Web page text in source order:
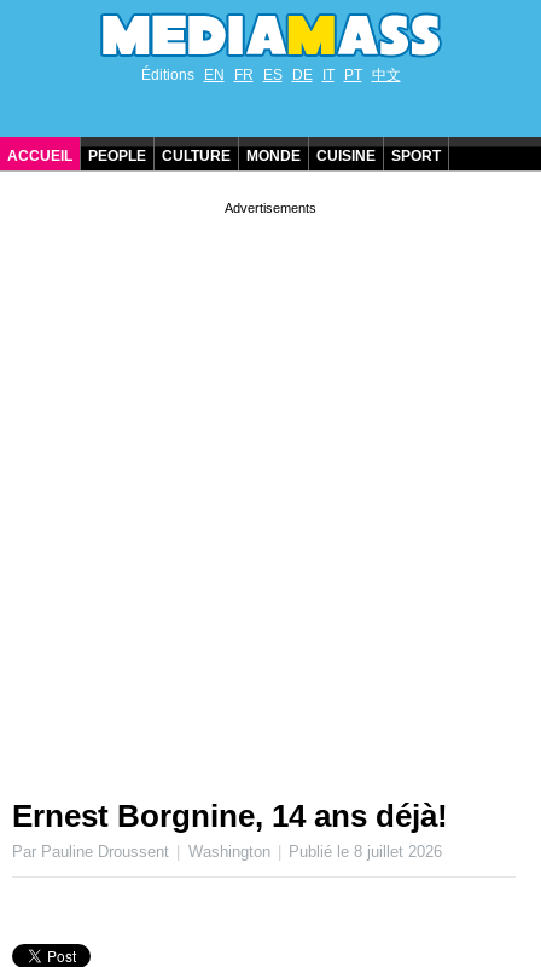
Éditions EN FR ES DE IT PT 中文
ACCUEIL PEOPLE CULTURE MONDE CUISINE SPORT
Ernest Borgnine, 14 ans déjà!
Par Pauline Droussent Washington Publié le8 juillet 2026